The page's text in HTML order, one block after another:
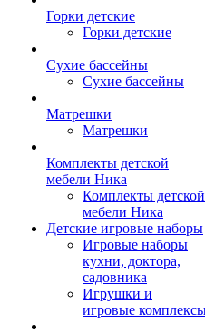
Горки детские
Горки детские
Сухие бассейны
Сухие бассейны
Матрешки
Матрешки
Комплекты детской
мебели Ника
Комплекты детской
мебели Ника
Детские игровые наборы
Игровые наборы
кухни, доктора,
садовника
Игрушки и
игровые